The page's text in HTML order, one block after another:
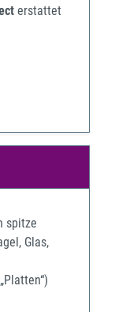
erstattet
spitze
Glas,